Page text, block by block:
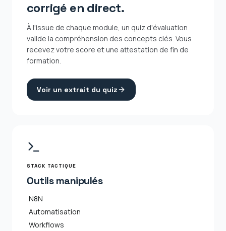
corrigé en direct.
À l'issue de chaque module, un quiz d'évaluation
valide la compréhension des concepts clés. Vous
recevez votre score et une attestation de fin de
formation.
Voir un extrait du quiz
STACK TACTIQUE
Outils manipulés
N8N
Automatisation
Workflows